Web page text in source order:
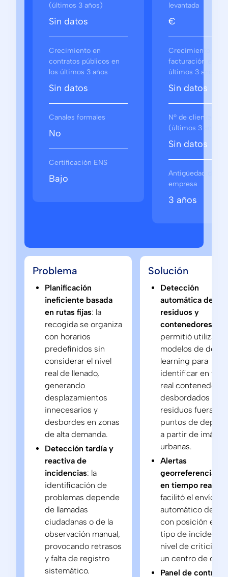
(últimos 3 años)
Sin datos
Crecimiento en
contratos públicos en
los últimos 3 años
Sin datos
Canales formales
No
Certificación ENS
Bajo
levantada
€
Crecimiento en
facturación en los
últimos 3 años
Sin datos
Nº de clientes
(últimos 3 años)
Sin datos
Antigüedad de la
empresa
3 años
Problema
Planificación
ineficiente basada
en rutas fijas: la
recogida se organiza
con horarios
predefinidos sin
considerar el nivel
real de llenado,
generando
desplazamientos
innecesarios y
desbordes en zonas
de alta demanda.
Detección tardía y
reactiva de
incidencias: la
identificación de
problemas depende
de llamadas
ciudadanas o de la
observación manual,
provocando retrasos
y falta de registro
sistemático.
Solución
Detección
automática de
residuos y
contenedores
permitió utilizar
modelos de deep
learning para
identificar en
real contenedores
desbordados y
residuos fuera de
puntos de
a partir de
urbanas.
Alertas
georreferenciadas
en tiempo real
facilitó el envío
automático de
con posición
tipo de incidencia
nivel de criticidad
un centro de
Panel de control